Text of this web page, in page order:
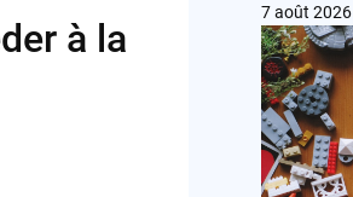
à la
7 août 2026